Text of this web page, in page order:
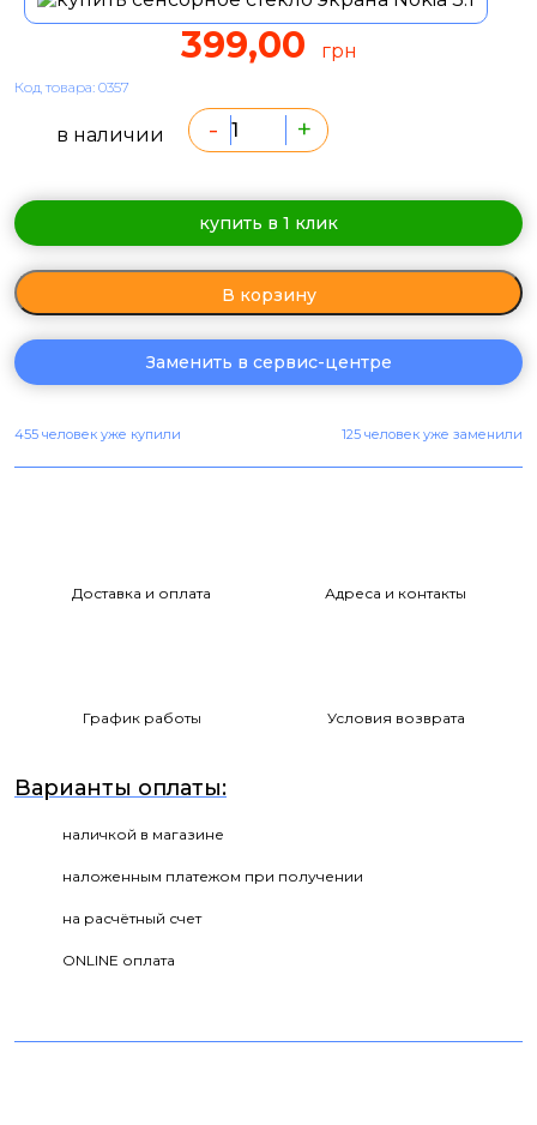
399,00 грн
Код товара: 0357
в наличии - +
купить в 1 клик
В корзину
Заменить в сервис-центре
455 человек уже купили 125 человек уже заменили
Доставка и оплата Адреса и контакты
График работы Условия возврата
Варианты оплаты:
наличкой в магазине
наложенным платежом при получении
на расчётный счет
ONLINE оплата